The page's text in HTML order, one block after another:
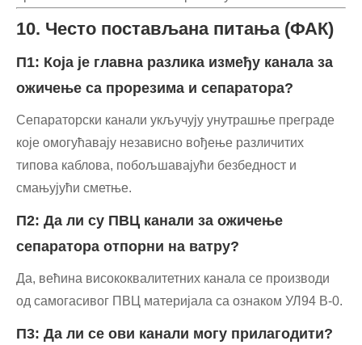
10. Често постављана питања (ФАК)
П1: Која је главна разлика између канала за
ожичење са прорезима и сепаратора?
Сепараторски канали укључују унутрашње преграде
које омогућавају независно вођење различитих
типова каблова, побољшавајући безбедност и
смањујући сметње.
П2: Да ли су ПВЦ канали за ожичење
сепаратора отпорни на ватру?
Да, већина висококвалитетних канала се производи
од самогасивог ПВЦ материјала са ознаком УЛ94 В-0.
П3: Да ли се ови канали могу прилагодити?